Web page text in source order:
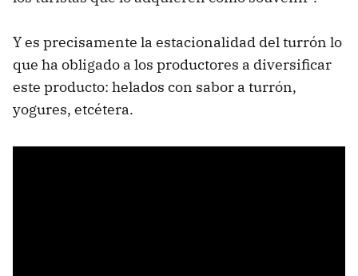
Y es precisamente la estacionalidad del turrón lo
que ha obligado a los productores a diversificar
este producto: helados con sabor a turrón,
yogures, etcétera.